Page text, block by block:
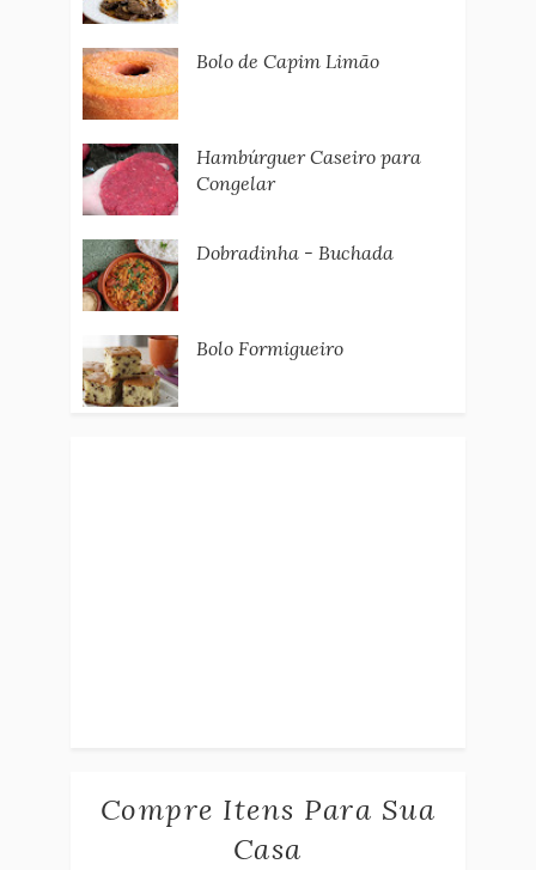
Bolo de Capim Limão
Hambúrguer Caseiro para
Congelar
Dobradinha - Buchada
Bolo Formigueiro
Compre Itens Para Sua
Casa